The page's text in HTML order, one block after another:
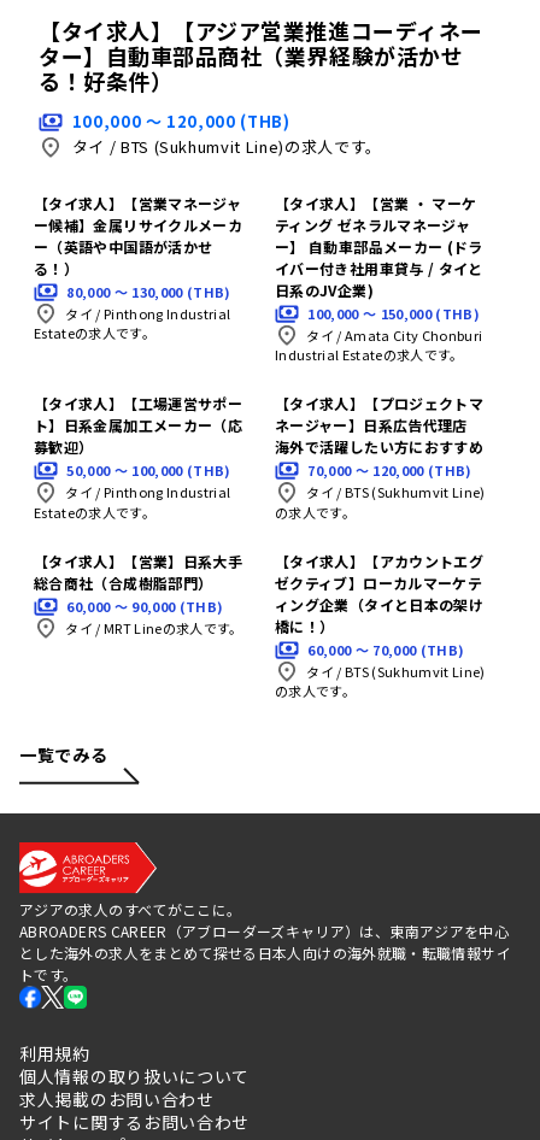
【タイ求人】【アジア営業推進コーディネー
ター】自動車部品商社（業界経験が活かせ
る！好条件）
100,000 〜 120,000 (THB)
タイ / BTS (Sukhumvit Line)の求人です。
【タイ求人】【営業マネージャ
ー候補】金属リサイクルメーカ
ー（英語や中国語が活かせ
る！）
80,000 〜 130,000 (THB)
タイ /Pinthong Industrial
Estateの求人です。
【タイ求人】【営業 ・ マーケ
ティング ゼネラルマネージャ
ー】 自動車部品メーカー (ドラ
イバー付き社用車貸与 / タイと
日系のJV企業)
100,000 〜 150,000 (THB)
タイ /Amata City Chonburi
Industrial Estateの求人です。
【タイ求人】【工場運営サポー
ト】日系金属加工メーカー（応
募歓迎）
50,000 〜 100,000 (THB)
タイ /Pinthong Industrial
Estateの求人です。
【タイ求人】【プロジェクトマ
ネージャー】日系広告代理店
海外で活躍したい方におすすめ
70,000 〜 120,000 (THB)
タイ /BTS (Sukhumvit Line)
の求人です。
【タイ求人】【営業】日系大手
総合商社（合成樹脂部門）
60,000 〜 90,000 (THB)
タイ /MRT Lineの求人です。
【タイ求人】【アカウントエグ
ゼクティブ】ローカルマーケテ
ィング企業（タイと日本の架け
橋に！）
60,000 〜 70,000 (THB)
タイ /BTS (Sukhumvit Line)
の求人です。
一覧でみる
アジアの求人のすべてがここに。
ABROADERS CAREER（アブローダーズキャリア）は、東南アジアを中心
とした海外の求人をまとめて探せる日本人向けの海外就職・転職情報サイ
トです。
利用規約
個人情報の取り扱いについて
求人掲載のお問い合わせ
サイトに関するお問い合わせ